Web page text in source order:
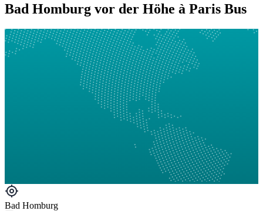
Bad Homburg vor der Höhe à Paris Bus
Bad Homburg